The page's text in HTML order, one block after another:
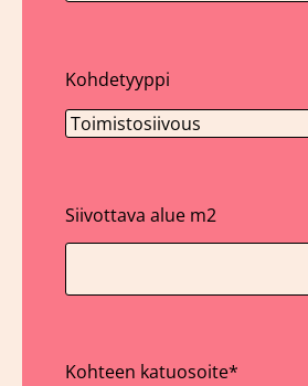
Kohdetyyppi
Siivottava alue m2
Kohteen katuosoite*